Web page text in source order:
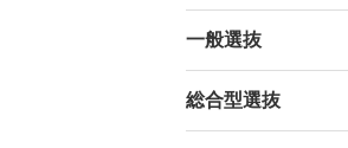
一般選抜
総合型選抜